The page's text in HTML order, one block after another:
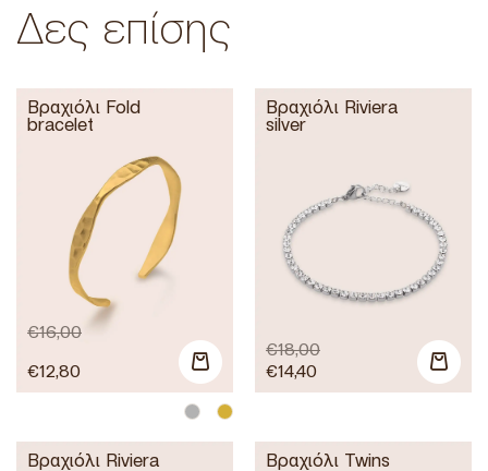
Δες επίσης
Βραχιόλι Fold
bracelet
€16,00
€12,80
Βραχιόλι Riviera
silver
€18,00
€14,40
Βραχιόλι Riviera Βραχιόλι Twins